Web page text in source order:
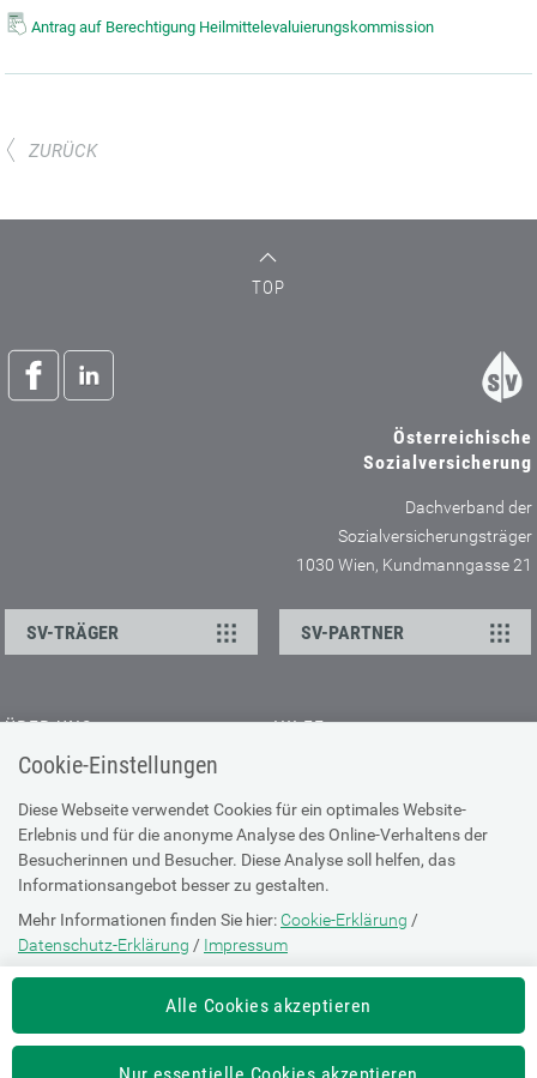
Cookie-Einstellungen
Diese Webseite verwendet Cookies für ein optimales Website-
Erlebnis und für die anonyme Analyse des Online-Verhaltens der
Besucherinnen und Besucher. Diese Analyse soll helfen, das
Informationsangebot besser zu gestalten.
Mehr Informationen finden Sie hier: Cookie-Erklärung /
Datenschutz-Erklärung / Impressum
Die Einstellung können Sie jederzeit auf der Seite "Cookie-Erklärung"
Alle Cookies akzeptieren
Antrag auf Berechtigung Heilmittelevaluierungskommission
ZURÜCK
TOP
Österreichische
Sozialversicherung
Dachverband der
Sozialversicherungsträger
1030 Wien, Kundmanngasse 21
SV-TRÄGER SV-PARTNER
ÜBER UNS
Kontakt
Offene Stellen
Presse
HILFE
Browser-Info & Sicherheit
Hilfe zur Suche
Technische Unterstützung
DATENSCHUTZ
Cookie-Erklärung
Datenschutz-Erklärung
Impressum